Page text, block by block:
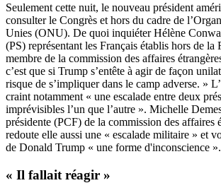
Seulement cette nuit, le nouveau président
consulter le Congrès et hors du cadre de
Unies (ONU). De quoi inquiéter Hélène
(PS) représentant les Français établis hors de la
membre de la commission des affaires
c’est que si Trump s’entête à agir de façon
risque de s’impliquer dans le camp adverse. »
craint notamment « une escalade entre deux
imprévisibles l’un que l’autre ». Michelle
présidente (PCF) de la commission des affaires
redoute elle aussi une « escalade militaire » et
de Donald Trump « une forme d'inconscience ».
« Il fallait réagir »